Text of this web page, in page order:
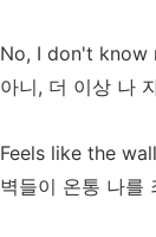
No, I don't know
아니, 더 이상 나
Feels like the
벽들이 온통 나를